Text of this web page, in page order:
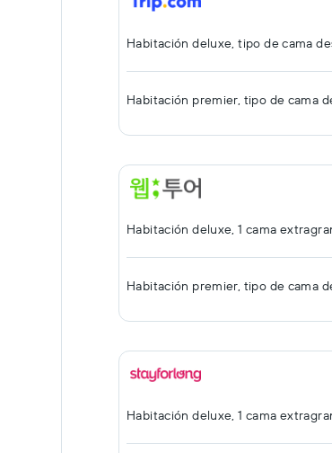
Habitación deluxe, tipo de cama
Habitación premier, tipo de cama
Habitación deluxe, 1 cama
Habitación premier, tipo de cama
Habitación deluxe, 1 cama